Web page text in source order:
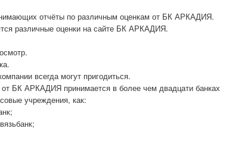
отчёты по различным оценкам от БК АРКАДИЯ.
различные оценки на сайте БК АРКАДИЯ.
всегда могут пригодиться.
БК АРКАДИЯ принимается в более чем двадцати банках
учреждения, как: